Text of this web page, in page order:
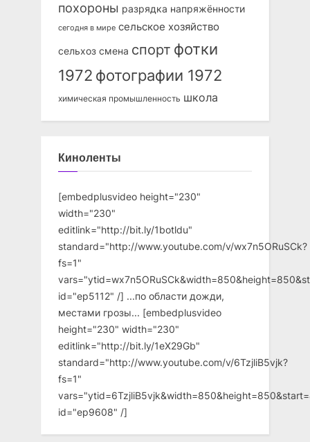
похороны разрядка напряжённости
сегодня в мире сельское хозяйство
сельхоз смена спорт фотки
1972 фотографии 1972
химическая промышленность школа
Киноленты
[embedplusvideo height="230"
width="230"
editlink="http://bit.ly/1botldu"
standard="http://www.youtube.com/v/wx7n5ORuSCk?
fs=1"
id="ep5112" /] ...по области дожди,
местами грозы... [embedplusvideo
height="230" width="230"
editlink="http://bit.ly/1eX29Gb"
standard="http://www.youtube.com/v/6TzjliB5vjk?
fs=1"
id="ep9608" /]